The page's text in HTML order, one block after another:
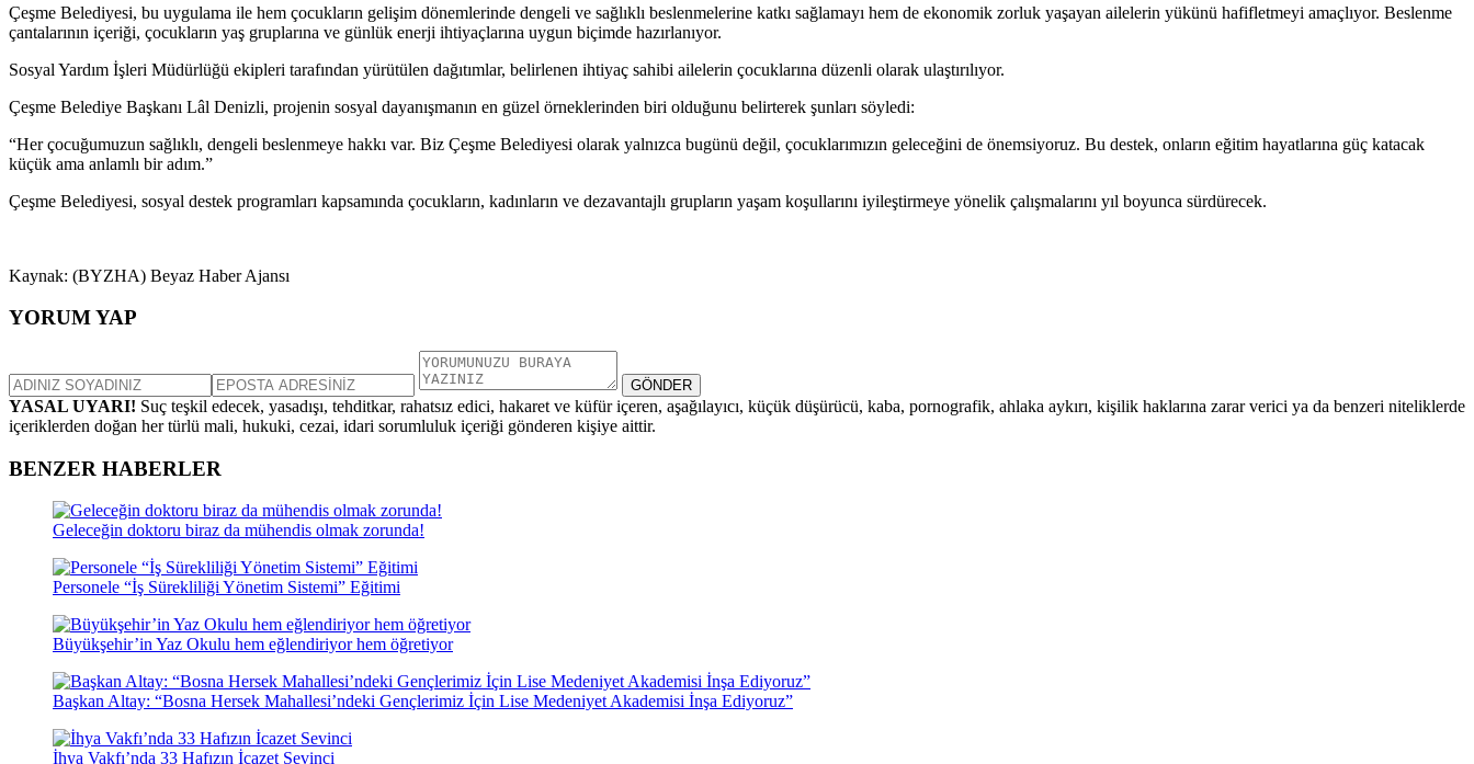
Çeşme Belediyesi, bu uygulama ile hem çocukların gelişim dönemlerinde dengeli ve sağlıklı beslenmelerine katkı sağlamayı hem de ekonomik zorluk yaşayan ailelerin yükünü hafifletmeyi amaçlıyor. Beslenme
çantalarının içeriği, çocukların yaş gruplarına ve günlük enerji ihtiyaçlarına uygun biçimde hazırlanıyor.
Sosyal Yardım İşleri Müdürlüğü ekipleri tarafından yürütülen dağıtımlar, belirlenen ihtiyaç sahibi ailelerin çocuklarına düzenli olarak ulaştırılıyor.
Çeşme Belediye Başkanı Lâl Denizli, projenin sosyal dayanışmanın en güzel örneklerinden biri olduğunu belirterek şunları söyledi:
“Her çocuğumuzun sağlıklı, dengeli beslenmeye hakkı var. Biz Çeşme Belediyesi olarak yalnızca bugünü değil, çocuklarımızın geleceğini de önemsiyoruz. Bu destek, onların eğitim hayatlarına güç katacak
küçük ama anlamlı bir adım.”
Çeşme Belediyesi, sosyal destek programları kapsamında çocukların, kadınların ve dezavantajlı grupların yaşam koşullarını iyileştirmeye yönelik çalışmalarını yıl boyunca sürdürecek.
Kaynak: (BYZHA) Beyaz Haber Ajansı
YORUM YAP
GÖNDER
YASAL UYARI! Suç teşkil edecek, yasadışı, tehditkar, rahatsız edici, hakaret ve küfür içeren, aşağılayıcı, küçük düşürücü, kaba, pornografik, ahlaka aykırı, kişilik haklarına zarar verici ya da benzeri niteliklerde
içeriklerden doğan her türlü mali, hukuki, cezai, idari sorumluluk içeriği gönderen kişiye aittir.
BENZER HABERLER
Geleceğin doktoru biraz da mühendis olmak zorunda!
Personele “İş Sürekliliği Yönetim Sistemi” Eğitimi
Büyükşehir’in Yaz Okulu hem eğlendiriyor hem öğretiyor
Başkan Altay: “Bosna Hersek Mahallesi’ndeki Gençlerimiz İçin Lise Medeniyet Akademisi İnşa Ediyoruz”
İhya Vakfı’nda 33 Hafızın İcazet Sevinci